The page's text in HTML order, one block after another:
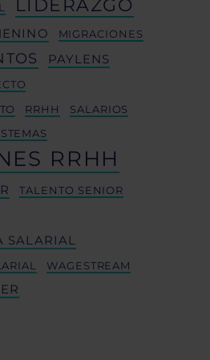
LIDERAZGO
MIGRACIONES
PAYLENS
RRHH
SALARIOS
RRHH
TALENTO SENIOR
SALARIAL
WAGESTREAM